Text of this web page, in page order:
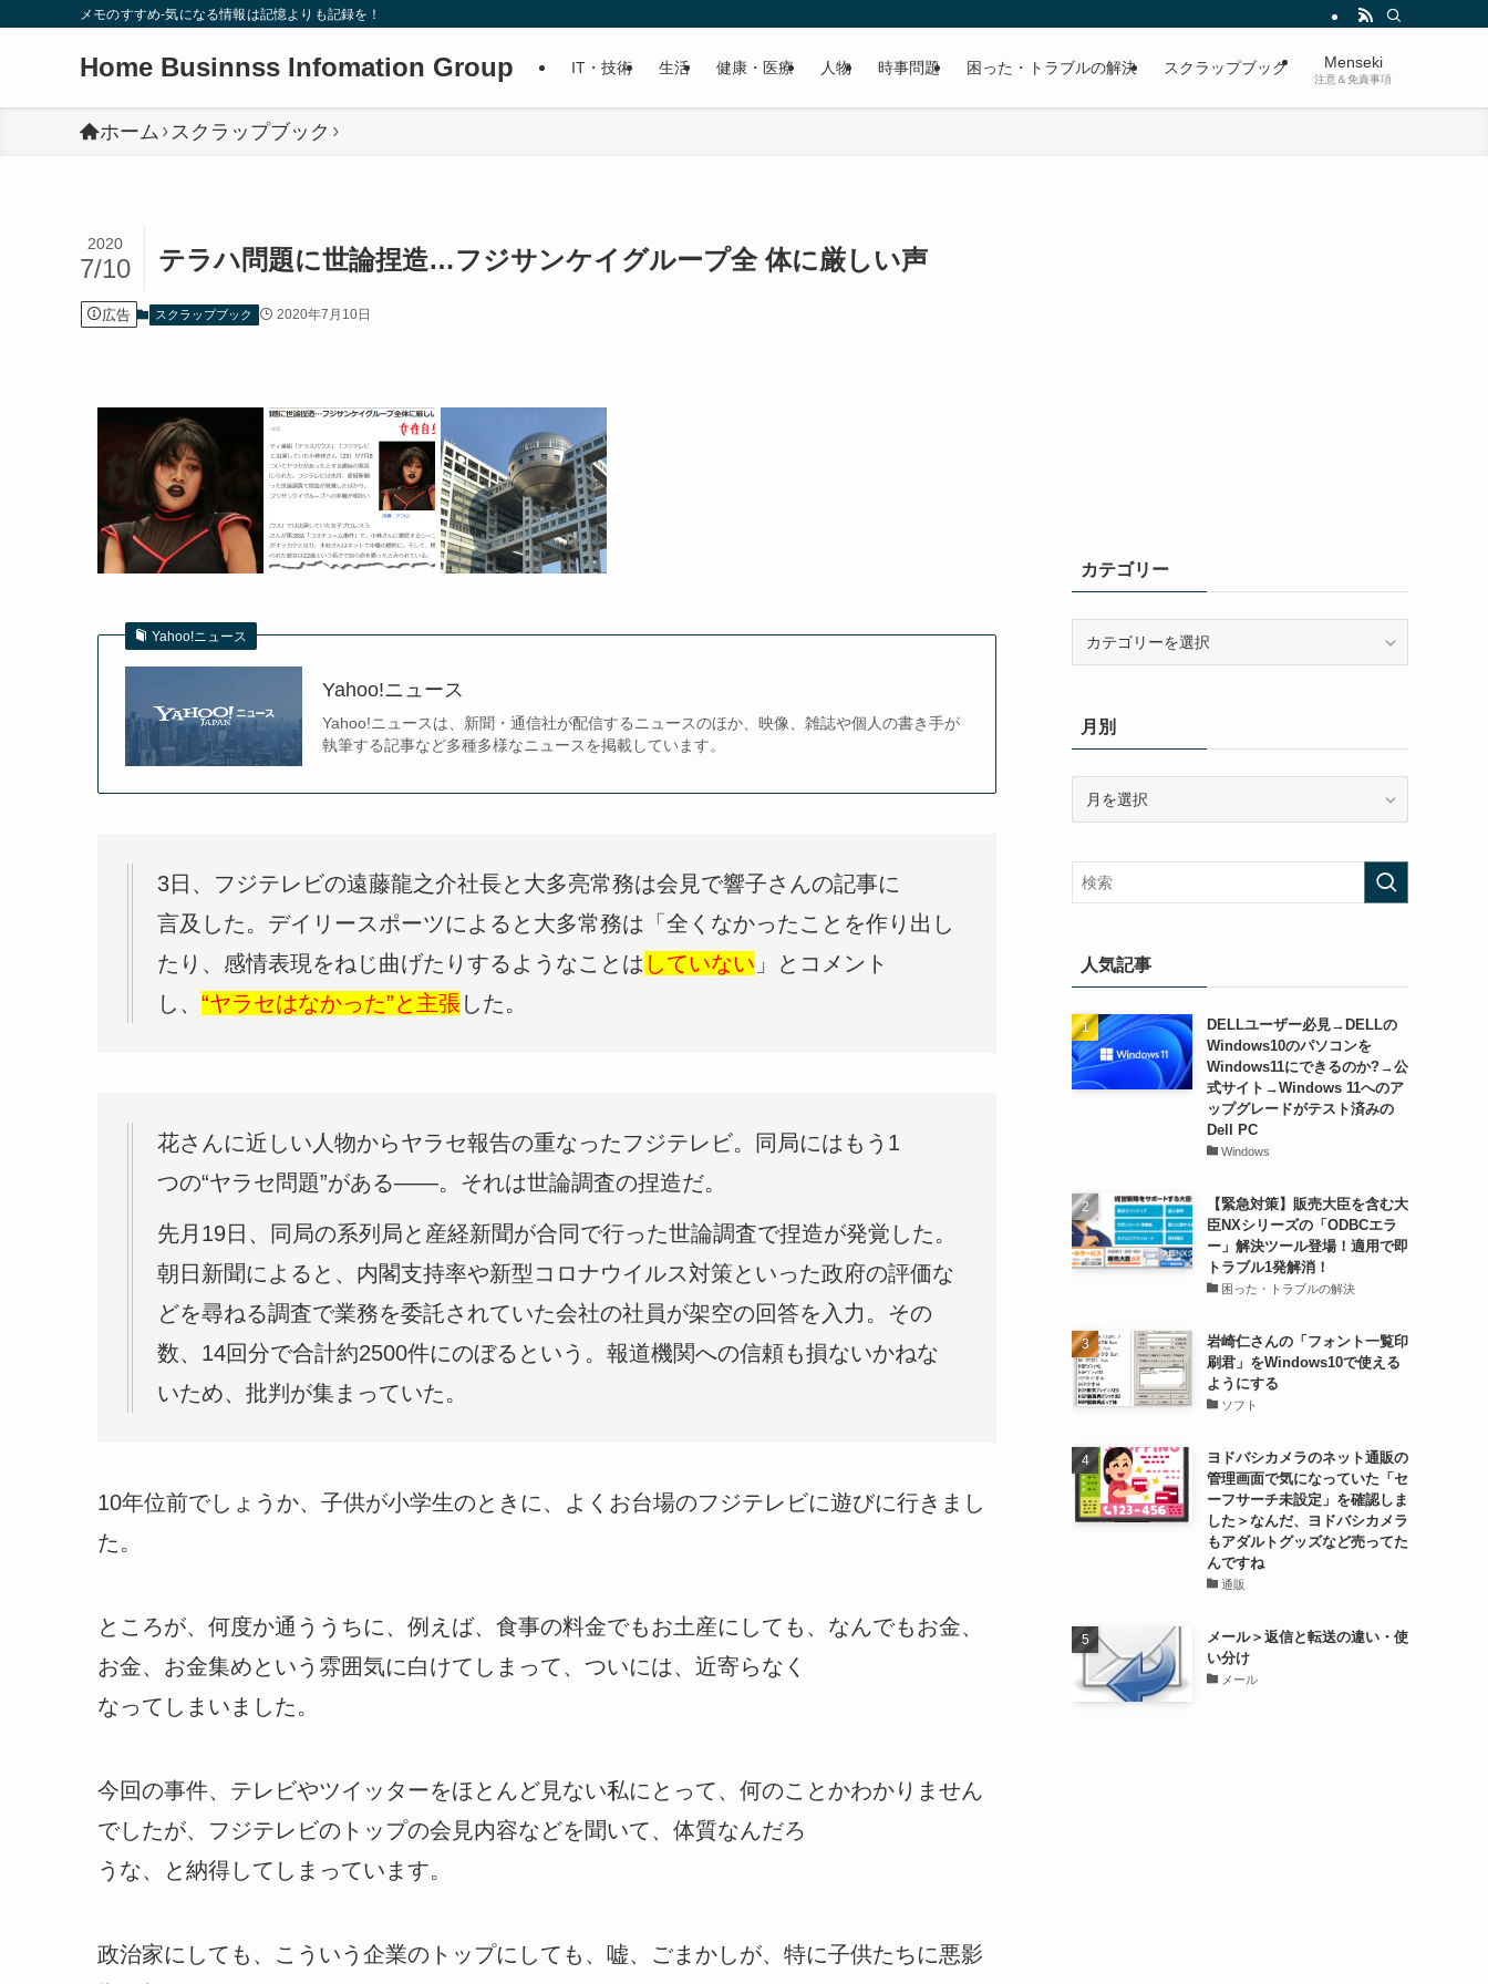
メモのすすめ-気になる情報は記憶よりも記録を！
Home Businnss Infomation Group IT・技術 生活 健康・医療 人物 時事問題 困った・トラブルの解決 スクラップブック Menseki
注意＆免責事項
ホーム スクラップブック
テラハ問題に世論捏造…フジサンケイグループ全 体に厳しい声
2020
7/10
広告 スクラップブック 2020年7月10日
Yahoo!ニュース
Yahoo!ニュース
Yahoo!ニュースは、新聞・通信社が配信するニュースのほか、映像、雑誌や個人の書き手が
執筆する記事など多種多様なニュースを掲載しています。
3日、フジテレビの遠藤龍之介社長と大多亮常務は会見で響子さんの記事に
言及した。デイリースポーツによると大多常務は「全くなかったことを作り出し
たり、感情表現をねじ曲げたりするようなことは していない 」とコメント
し、 “ヤラセはなかった”と主張 した。
花さんに近しい人物からヤラセ報告の重なったフジテレビ。同局にはもう1
つの“ヤラセ問題”がある――。それは世論調査の捏造だ。
先月19日、同局の系列局と産経新聞が合同で行った世論調査で捏造が発覚した。
朝日新聞によると、内閣支持率や新型コロナウイルス対策といった政府の評価な
どを尋ねる調査で業務を委託されていた会社の社員が架空の回答を入力。その
数、14回分で合計約2500件にのぼるという。報道機関への信頼も損ないかねな
いため、批判が集まっていた。
10年位前でしょうか、子供が小学生のときに、よくお台場のフジテレビに遊びに行きまし
た。
ところが、何度か通ううちに、例えば、食事の料金でもお土産にしても、なんでもお金、
お金、お金集めという雰囲気に白けてしまって、ついには、近寄らなく
なってしまいました。
今回の事件、テレビやツイッターをほとんど見ない私にとって、何のことかわかりません
でしたが、フジテレビのトップの会見内容などを聞いて、体質なんだろ
うな、と納得してしまっています。
政治家にしても、こういう企業のトップにしても、嘘、ごまかしが、特に子供たちに悪影
カテゴリー
ー月別
人気記事
DELLユーザー必見→DELLの
Windows10のパソコンを
Windows11にできるのか?→公
式サイト→Windows 11へのア
ップグレードがテスト済みの
Dell PC
Windows
【緊急対策】販売大臣を含む大
臣NXシリーズの「ODBCエラ
ー」解決ツール登場！適用で即
トラブル1発解消！
困った・トラブルの解決
岩崎仁さんの「フォント一覧印
刷君」をWindows10で使える
ようにする
ソフト
ヨドバシカメラのネット通販の
管理画面で気になっていた「セ
ーフサーチ未設定」を確認しま
した＞なんだ、ヨドバシカメラ
もアダルトグッズなど売ってた
んですね
通販
メール＞返信と転送の違い・使
い分け
メール